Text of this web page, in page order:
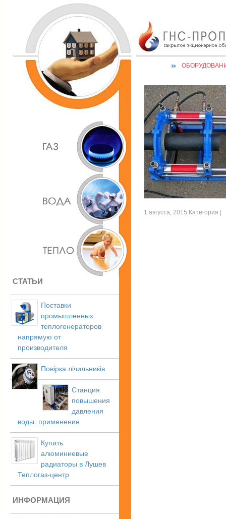
СТАТЬИ
Поставки
промышленных
теплогенераторов
напрямую от
производителя
Повірка лічильників
Станция
повышения
давления
воды: применение
Купить
алюминиевые
радиаторы в Лушев
Теплогаз-центр
ИНФОРМАЦИЯ
1 августа, 2015 Категория |